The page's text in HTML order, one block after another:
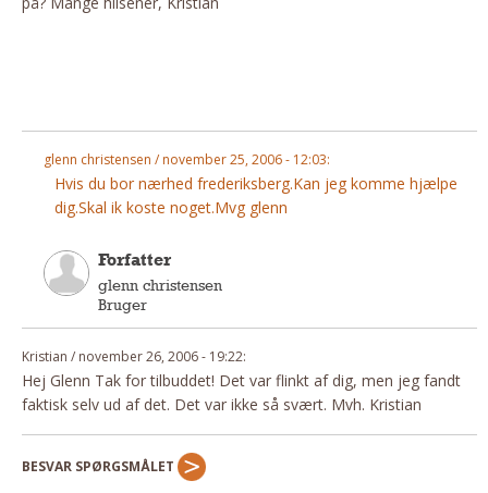
Andet
RENGØRING
Pletleksikon
glenn christensen / november 25, 2006 - 12:03:
Hvis du bor nærhed frederiksberg.Kan jeg komme hjælpe
dig.Skal ik koste noget.Mvg glenn
Forfatter
glenn christensen
Bruger
Kristian / november 26, 2006 - 19:22:
Hej Glenn Tak for tilbuddet! Det var flinkt af dig, men jeg fandt
faktisk selv ud af det. Det var ikke så svært. Mvh. Kristian
BESVAR SPØRGSMÅLET